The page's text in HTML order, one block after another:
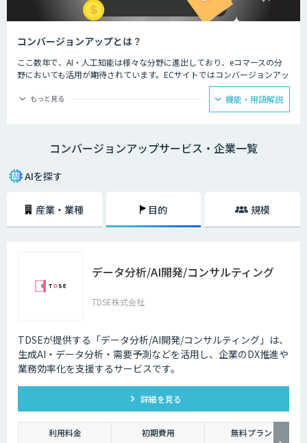
コンバージョンアップとは？
ここ数年で、AI・人工知能は様々な分野に進出しており、eコマースの分
野においても活用が期待されています。ECサイトではコンバージョンアッ
プのために、新しい顧客とのコミュニケーションや多様化するニーズへの
対応に、AI・人工知能の技術が活用されています。
「既にクーポンの自動表示を行っているが逆効果だという声もある」
このようなお悩みの声が数多く寄せられています。
お客様の行動履歴から1人ひとりのニーズを分析し、興味のある商品を最
もっと見る 機能・用語解説
コンバージョンアップサービス・企業一覧
AIを探す
産業・業種 目的 規模
データ分析/AI開発/コンサルティング
TDSE株式会社
TDSEが提供する「データ分析/AI開発/コンサルティング」は、
生成AI・データ分析・需要予測などを活用し、企業のDX推進や
業務効率化を支援するサービスです。
詳細を見る
利用料金 初期費用
無料プラン